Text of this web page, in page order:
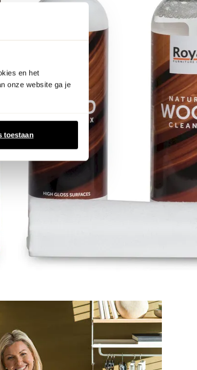
en het
onze website ga je
toestaan